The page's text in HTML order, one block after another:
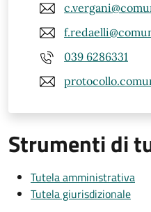
039 6286331
Strumenti di
Tutela amministrativa
Tutela giurisdizionale